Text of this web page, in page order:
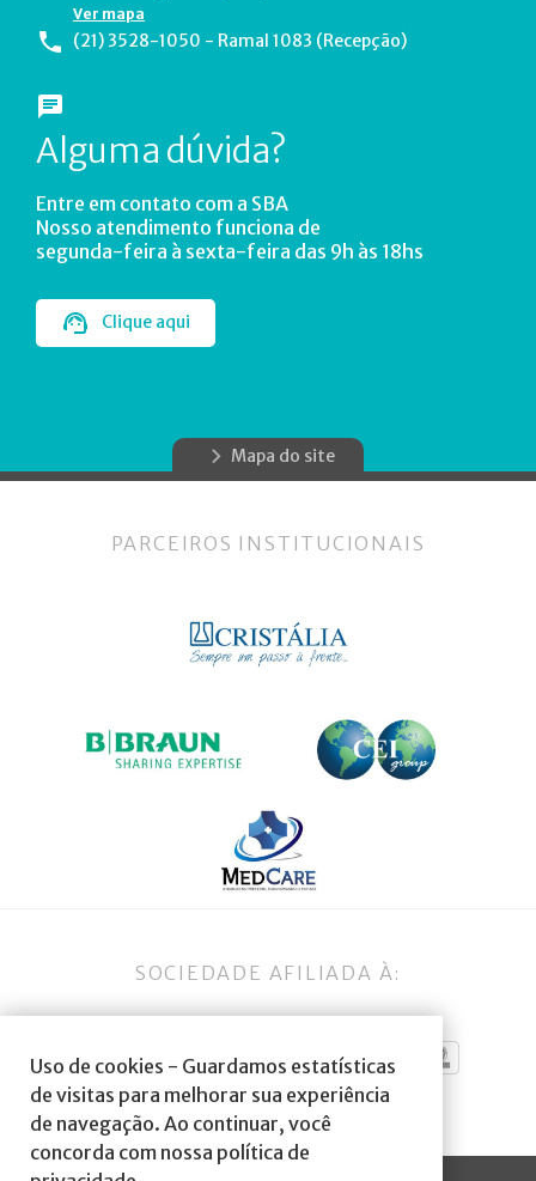
Uso de cookies - Guardamos estatísticas
de visitas para melhorar sua experiência
de navegação. Ao continuar, você
concorda com nossa política de
Ver mapa
(21) 3528-1050 - Ramal 1083 (Recepção)
Alguma dúvida?
Entre em contato com a SBA
Nosso atendimento funciona de
segunda-feira à sexta-feira das 9h às 18hs
Clique aqui
Mapa do site
PARCEIROS INSTITUCIONAIS
SOCIEDADE AFILIADA À: